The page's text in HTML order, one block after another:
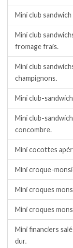
Mini club
Mini club
fromage frais.
Mini club
champignons.
Mini club-
Mini club-
concombre.
Mini cocottes
Mini croque-
Mini croques
Mini croques
Mini financiers
dur.